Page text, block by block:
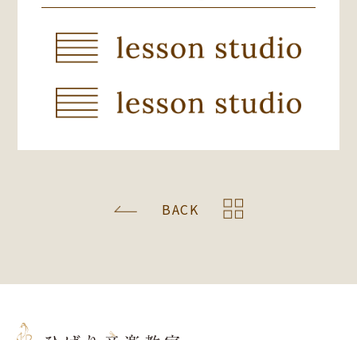
BACK